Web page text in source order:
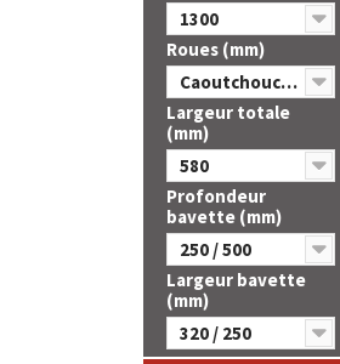
1300
Roues (mm)
Caoutchouc 250 x 60
Largeur totale
(mm)
580
Profondeur
bavette (mm)
250 / 500
Largeur bavette
(mm)
320 / 250